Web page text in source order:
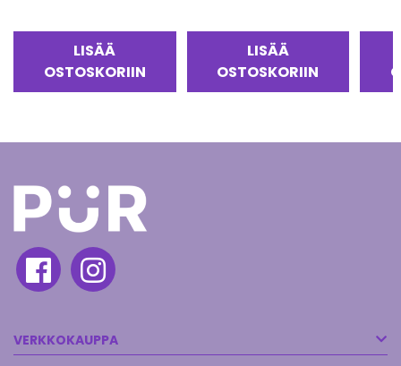
LISÄÄ
OSTOSKORIIN
LISÄÄ
OSTOSKORIIN
VERKKOKAUPPA